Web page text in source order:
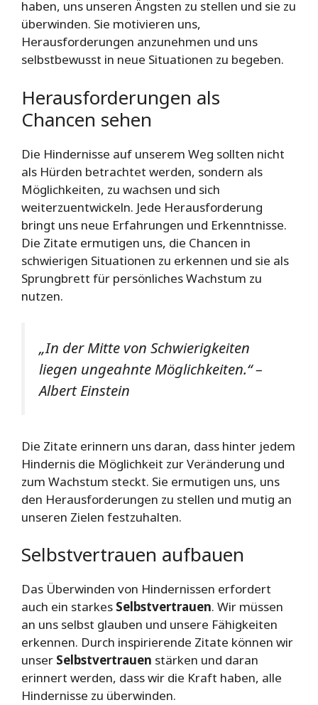
haben, uns unseren Ängsten zu stellen und sie zu
überwinden. Sie motivieren uns,
Herausforderungen anzunehmen und uns
selbstbewusst in neue Situationen zu begeben.
Herausforderungen als
Chancen sehen
Die Hindernisse auf unserem Weg sollten nicht
als Hürden betrachtet werden, sondern als
Möglichkeiten, zu wachsen und sich
weiterzuentwickeln. Jede Herausforderung
bringt uns neue Erfahrungen und Erkenntnisse.
Die Zitate ermutigen uns, die Chancen in
schwierigen Situationen zu erkennen und sie als
Sprungbrett für persönliches Wachstum zu
nutzen.
„In der Mitte von Schwierigkeiten
liegen ungeahnte Möglichkeiten.“ –
Albert Einstein
Die Zitate erinnern uns daran, dass hinter jedem
Hindernis die Möglichkeit zur Veränderung und
zum Wachstum steckt. Sie ermutigen uns, uns
den Herausforderungen zu stellen und mutig an
unseren Zielen festzuhalten.
Selbstvertrauen aufbauen
Das Überwinden von Hindernissen erfordert
auch ein starkes Selbstvertrauen. Wir müssen
an uns selbst glauben und unsere Fähigkeiten
erkennen. Durch inspirierende Zitate können wir
unser Selbstvertrauen stärken und daran
erinnert werden, dass wir die Kraft haben, alle
Hindernisse zu überwinden.